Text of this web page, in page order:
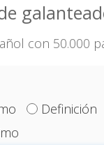
con 50.000
Definición